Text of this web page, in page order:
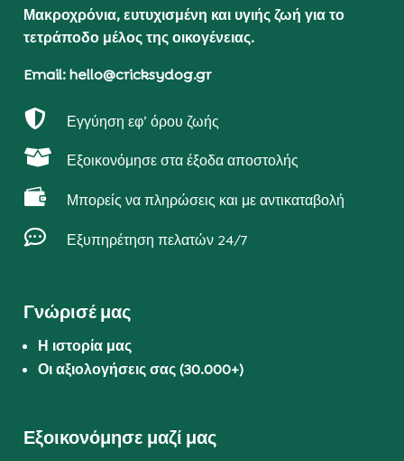
Μακροχρόνια, ευτυχισμένη και υγιής ζωή για το
τετράποδο μέλος της οικογένειας.
Email: hello@cricksydog.gr
 Εγγύηση εφ’ όρου ζωής
 Εξοικονόμησε στα έξοδα αποστολής
 Μπορείς να πληρώσεις και με αντικαταβολή
 Εξυπηρέτηση πελατών 24/7
Γνώρισέ μας
Η ιστορία μας
Οι αξιολογήσεις σας (30.000+)
Εξοικονόμησε μαζί μας